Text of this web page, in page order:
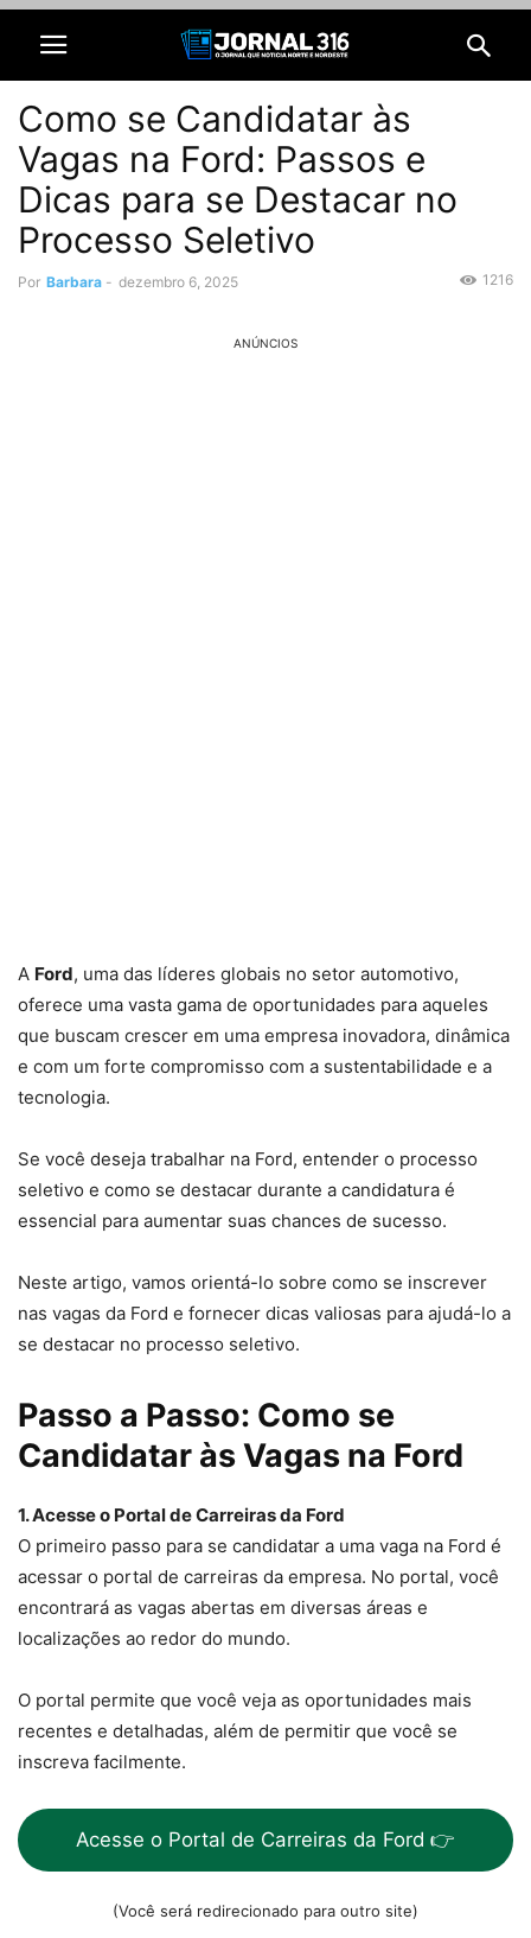
Como se Candidatar às
Vagas na Ford: Passos e
Dicas para se Destacar no
Processo Seletivo
Por Barbara - dezembro 6, 2025 1216
ANÚNCIOS
A Ford, uma das líderes globais no setor automotivo,
oferece uma vasta gama de oportunidades para aqueles
que buscam crescer em uma empresa inovadora, dinâmica
e com um forte compromisso com a sustentabilidade e a
tecnologia.
Se você deseja trabalhar na Ford, entender o processo
seletivo e como se destacar durante a candidatura é
essencial para aumentar suas chances de sucesso.
Neste artigo, vamos orientá-lo sobre como se inscrever
nas vagas da Ford e fornecer dicas valiosas para ajudá-lo a
se destacar no processo seletivo.
Passo a Passo: Como se
Candidatar às Vagas na Ford
1. Acesse o Portal de Carreiras da Ford
O primeiro passo para se candidatar a uma vaga na Ford é
acessar o portal de carreiras da empresa. No portal, você
encontrará as vagas abertas em diversas áreas e
localizações ao redor do mundo.
O portal permite que você veja as oportunidades mais
recentes e detalhadas, além de permitir que você se
inscreva facilmente.
Acesse o Portal de Carreiras da Ford 👉
(Você será redirecionado para outro site)